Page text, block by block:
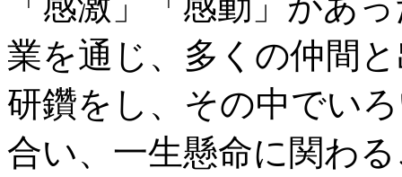
業を通じ、多くの仲間
研鑽をし、その中でい
合い、一生懸命に関わ